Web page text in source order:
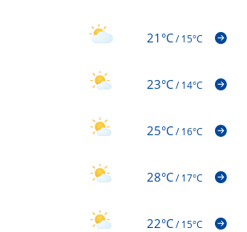
21°C/15°C
23°C/14°C
25°C/16°C
28°C/17°C
22°C/15°C